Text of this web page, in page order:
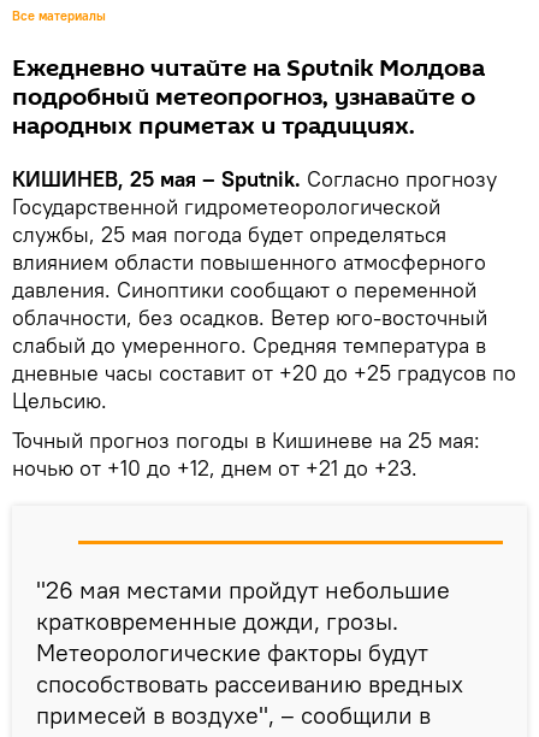
Все материалы
Ежедневно читайте на Sputnik Молдова
подробный метеопрогноз, узнавайте о
народных приметах и традициях.
КИШИНЕВ, 25 мая – Sputnik. Согласно прогнозу
Государственной гидрометеорологической
службы, 25 мая погода будет определяться
влиянием области повышенного атмосферного
давления. Синоптики сообщают о переменной
облачности, без осадков. Ветер юго-восточный
слабый до умеренного. Средняя температура в
дневные часы составит от +20 до +25 градусов по
Цельсию.
Точный прогноз погоды в Кишиневе на 25 мая:
ночью от +10 до +12, днем от +21 до +23.
"26 мая местами пройдут небольшие
кратковременные дожди, грозы.
Метеорологические факторы будут
способствовать рассеиванию вредных
примесей в воздухе", – сообщили в